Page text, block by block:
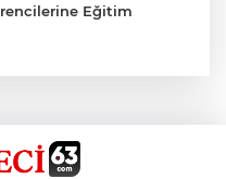
Eğitim